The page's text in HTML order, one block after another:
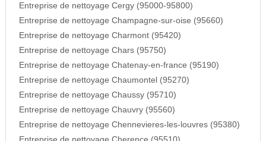
Entreprise de nettoyage Cergy (95000-95800)
Entreprise de nettoyage Champagne-sur-oise (95660)
Entreprise de nettoyage Charmont (95420)
Entreprise de nettoyage Chars (95750)
Entreprise de nettoyage Chatenay-en-france (95190)
Entreprise de nettoyage Chaumontel (95270)
Entreprise de nettoyage Chaussy (95710)
Entreprise de nettoyage Chauvry (95560)
Entreprise de nettoyage Chennevieres-les-louvres (95380)